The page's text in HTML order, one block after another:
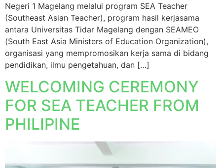
Negeri 1 Magelang melalui program SEA Teacher
(Southeast Asian Teacher), program hasil kerjasama
antara Universitas Tidar Magelang dengan SEAMEO
(South East Asia Ministers of Education Organization),
organisasi yang mempromosikan kerja sama di bidang
pendidikan, ilmu pengetahuan, dan […]
WELCOMING CEREMONY
FOR SEA TEACHER FROM
PHILIPINE